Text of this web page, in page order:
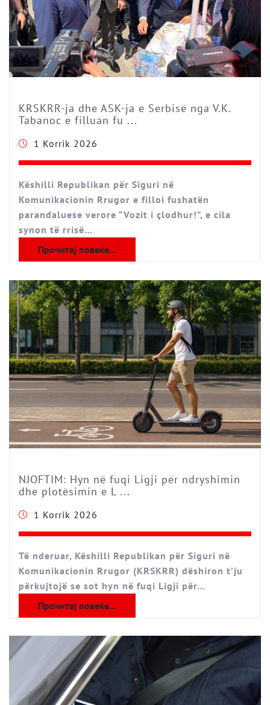
KRSKRR-ja dhe ASK-ja e Serbisë nga V.K.
Tabanoc e filluan fu ...
1 Korrik 2026
Këshilli Republikan për Siguri në
Komunikacionin Rrugor e filloi fushatën
parandaluese verore “Vozit i çlodhur!”, e cila
synon të rrisë…
Прочитај повеќе...
NJOFTIM: Hyn në fuqi Ligji për ndryshimin
dhe plotësimin e L ...
1 Korrik 2026
Të nderuar, Këshilli Republikan për Siguri në
Komunikacionin Rrugor (KRSKRR) dëshiron t’ju
përkujtojë se sot hyn në fuqi Ligji për…
Прочитај повеќе...